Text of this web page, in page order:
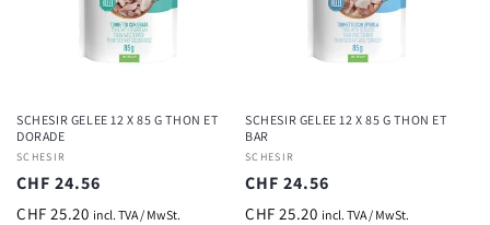
SCHESIR GELEE 12 X 85 G THON ET
DORADE
Fournisseur :
SCHESIR
Prix
habituel
CHF 24.56
CHF 25.20 incl. TVA / MwSt.
SCHESIR GELEE 12 X 85 G THON ET
BAR
Fournisseur :
SCHESIR
Prix
habituel
CHF 24.56
CHF 25.20 incl. TVA / MwSt.